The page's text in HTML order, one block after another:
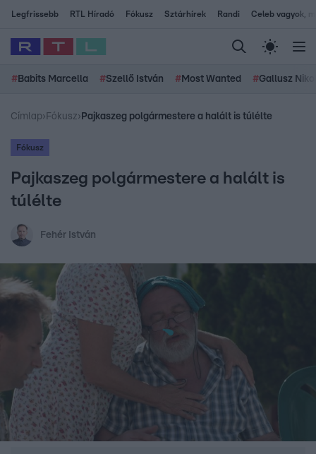
Legfrissebb RTL Híradó Fókusz Sztárhírek Randi Celeb vagyok,
# Babits Marcella #Szellő István # Most Wanted #Gallusz
Címlap› Fókusz› Pajkaszeg polgármestere a halált is túlélte
Fókusz
Pajkaszeg polgármestere a halált is
túlélte
Fehér István